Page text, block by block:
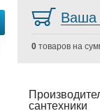
Ваша
0 товаров на
сантехники